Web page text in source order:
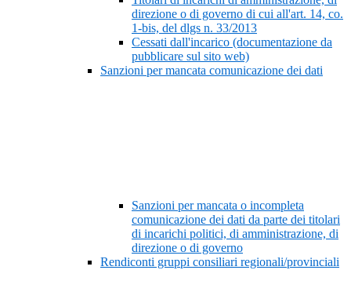
direzione o di governo di cui all'art. 14, co.
1-bis, del dlgs n. 33/2013
Cessati dall'incarico (documentazione da
pubblicare sul sito web)
Sanzioni per mancata comunicazione dei dati
Sanzioni per mancata o incompleta
comunicazione dei dati da parte dei titolari
di incarichi politici, di amministrazione, di
direzione o di governo
Rendiconti gruppi consiliari regionali/provinciali